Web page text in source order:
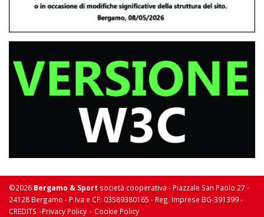
©2026 Bergamo & Sport società cooperativa - Piazzale San Paolo 27 -
24128 Bergamo - P Iva e CF: 03589380165 - Reg. Imprese BG-391399 -
CREDITS -Privacy Policy - Cookie Policy